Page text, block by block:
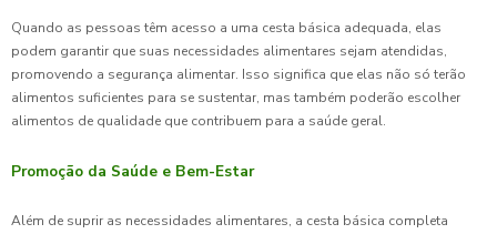
Quando as pessoas têm acesso a uma cesta básica adequada, elas
podem garantir que suas necessidades alimentares sejam atendidas,
promovendo a segurança alimentar. Isso significa que elas não só terão
alimentos suficientes para se sustentar, mas também poderão escolher
alimentos de qualidade que contribuem para a saúde geral.
Promoção da Saúde e Bem-Estar
Além de suprir as necessidades alimentares, a cesta básica completa